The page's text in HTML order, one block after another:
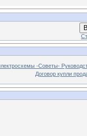
-Советы-
Договор купли